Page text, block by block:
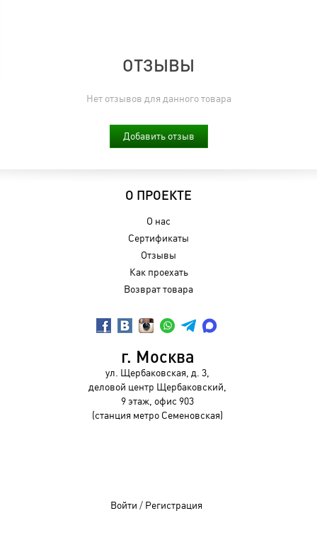
ОТЗЫВЫ
Нет отзывов для данного товара
Добавить отзыв
О ПРОЕКТЕ
О нас
Сертификаты
Отзывы
Как проехать
Возврат товара
г. Москва
ул. Щербаковская, д. 3,
деловой центр Щербаковский,
9 этаж, офис 903
(станция метро Семеновская)
Войти / Регистрация